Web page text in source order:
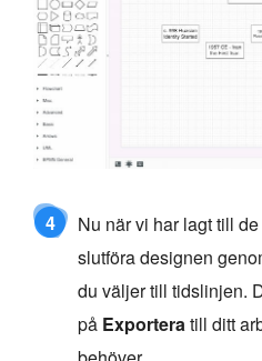
4
Nu när vi har lagt till
slutföra designen
du väljer till tidslinjen.
på Exporteratill ditt